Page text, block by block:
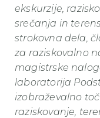
ekskurzije,
srečanja in
strokovna dela,
za raziskovalno
magistrske
laboratorija
izobraževalno
raziskovanje,